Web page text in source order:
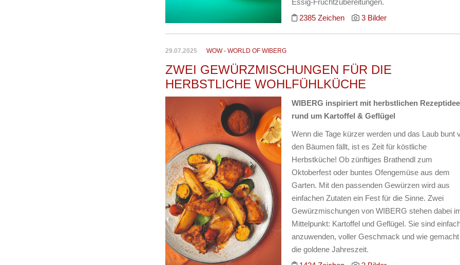
Essig-Fruchtzubereitungen.
2385 Zeichen
3 Bilder
29.07.2025 WOW - WORLD OF WIBERG
ZWEI GEWÜRZMISCHUNGEN FÜR DIE
HERBSTLICHE WOHLFÜHLKÜCHE
WIBERG inspiriert mit herbstlichen
rund um Kartoffel & Geflügel
Wenn die Tage kürzer werden und das Laub bunt
den Bäumen fällt, ist es Zeit für köstliche
Herbstküche! Ob zünftiges Brathendl zum
Oktoberfest oder buntes Ofengemüse aus dem
Garten. Mit den passenden Gewürzen wird aus
einfachen Zutaten ein Fest für die Sinne. Zwei
Gewürzmischungen von WIBERG stehen dabei
Mittelpunkt: Kartoffel und Geflügel. Sie sind
anzuwenden, voller Geschmack und wie
die goldene Jahreszeit.